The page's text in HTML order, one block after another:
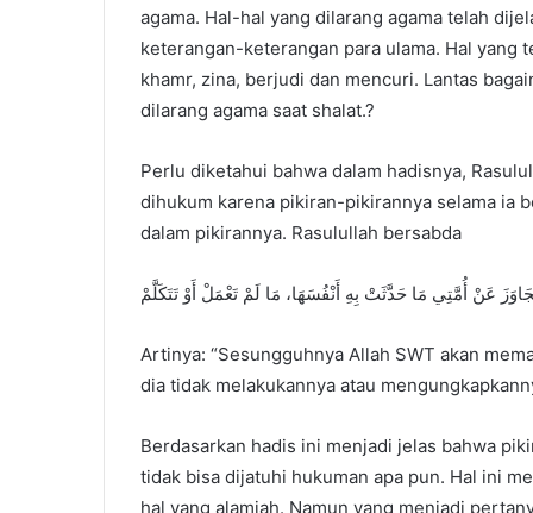
a
n
e
agama. Hal-hal yang dilarang agama telah
keterangan-keterangan para ulama. Hal yang
khamr, zina, berjudi dan mencuri. Lantas
dilarang agama saat shalat.?
Perlu diketahui bahwa dalam hadisnya,
dihukum karena pikiran-pikirannya selama ia
dalam pikirannya. Rasulullah bersabda
عَنْ أُمَّتِي مَا حَدَّثَتْ بِهِ أَنْفُسَهَا، مَا لَمْ تَعْمَلْ أَوْ تَتَكَلَّمْ
Artinya: “Sesungguhnya Allah SWT akan
dia tidak melakukannya atau
Berdasarkan hadis ini menjadi jelas bahwa
tidak bisa dijatuhi hukuman apa pun. Hal ini
hal yang alamiah. Namun yang menjadi